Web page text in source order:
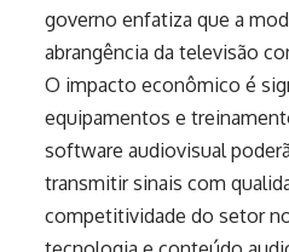
governo enfatiza que a
abrangência da televisão
O impacto econômico é
equipamentos e
software audiovisual
transmitir sinais com
competitividade do setor